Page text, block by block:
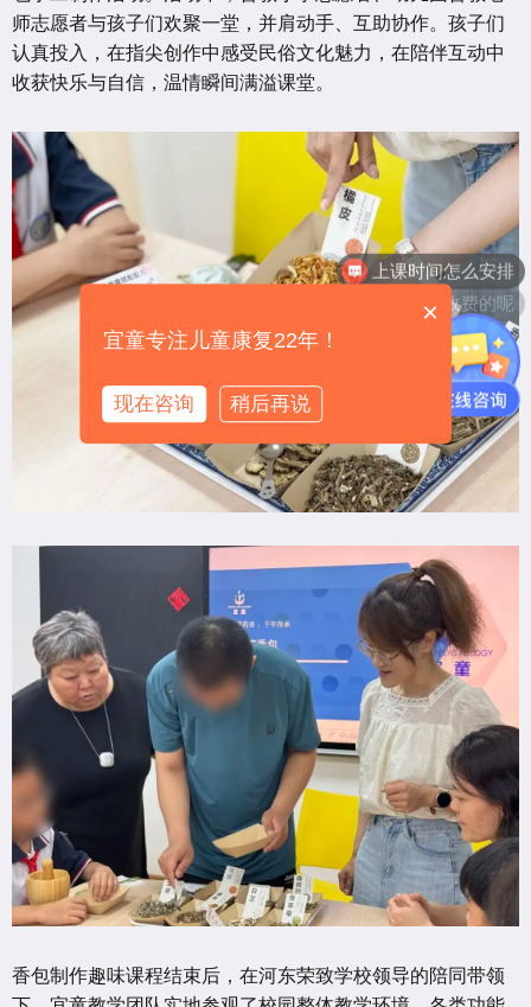
师志愿者与孩子们欢聚一堂，并肩动手、互助协作。孩子们
认真投入，在指尖创作中感受民俗文化魅力，在陪伴互动中
收获快乐与自信，温情瞬间满溢课堂。
香包制作趣味课程结束后，在河东荣致学校领导的陪同带领
训练是怎么收费的呢
×
宜童专注儿童康复22年！
现在咨询 稍后再说